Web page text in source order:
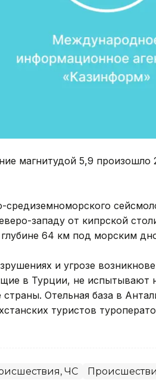
магнитудой 5,9 произошло
западу от кипрской
64 км под морским
и угрозе
в Турции, не испытывают
Отельная база в
туристов
ЧС